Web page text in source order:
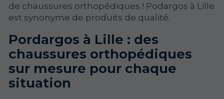
de chaussures orthopédiques ! Podargos à Lille
est synonyme de produits de qualité.
Pordargos à Lille : des
chaussures orthopédiques
sur mesure pour chaque
situation